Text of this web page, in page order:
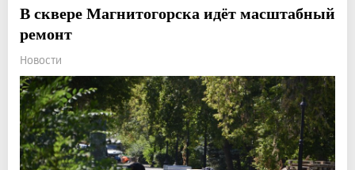
В сквере Магнитогорска идёт масштабный
ремонт
Новости